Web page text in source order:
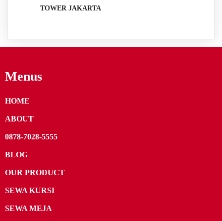
TOWER JAKARTA
Menus
HOME
ABOUT
0878-7028-5555
BLOG
OUR PRODUCT
SEWA KURSI
SEWA MEJA